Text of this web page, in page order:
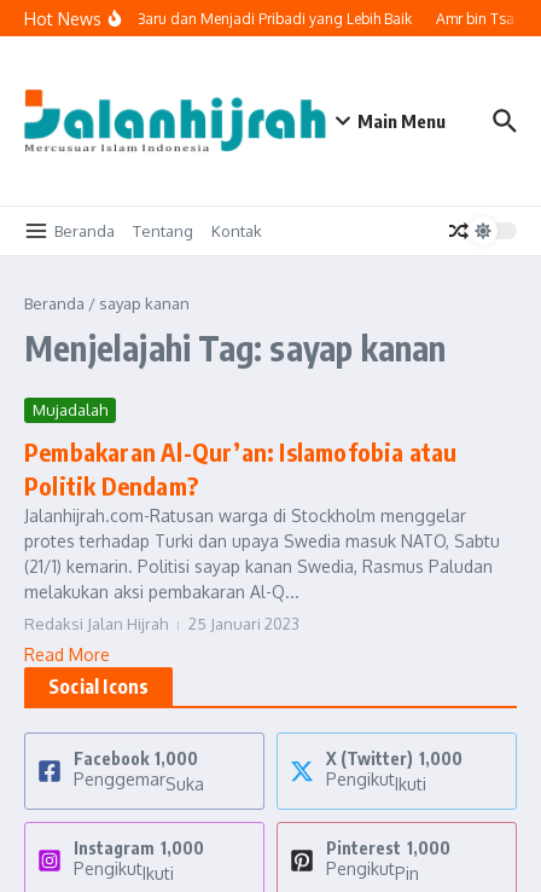
Lewati ke konten
Hot NewsLembaran Baru dan Menjadi Pribadi yang Lebih Baik Amr bin Tsabit,
Main Menu
Beranda Tentang Kontak
Beranda / sayap kanan
Menjelajahi Tag: sayap kanan
Mujadalah
Pembakaran Al-Qur’an: Islamofobia atau
Politik Dendam?
Jalanhijrah.com-Ratusan warga di Stockholm menggelar
protes terhadap Turki dan upaya Swedia masuk NATO, Sabtu
(21/1) kemarin. Politisi sayap kanan Swedia, Rasmus Paludan
melakukan aksi pembakaran Al-Q...
Redaksi Jalan Hijrah 25 Januari 2023
Read More
Social Icons
Facebook 1,000
PenggemarSuka
X (Twitter) 1,000
PengikutIkuti
Instagram 1,000
PengikutIkuti
Pinterest 1,000
PengikutPin